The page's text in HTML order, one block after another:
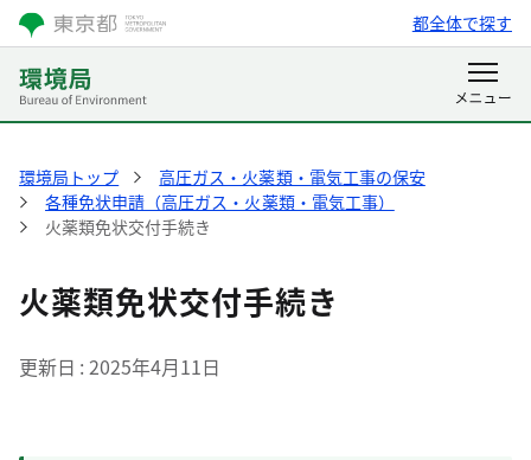
都全体で探す
環境局トップ
高圧ガス・火薬類・電気工事の保安
各種免状申請（高圧ガス・火薬類・電気工事）
火薬類免状交付手続き
火薬類免状交付手続き
更新日 2025年4月11日